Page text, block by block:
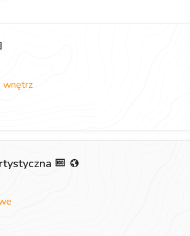
wnętrz